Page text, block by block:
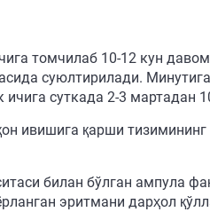
томчилаб 10-12 кун
суюлтирилади.
суткада 2-3 мартадан
ивишига қарши
билан бўлган ампула
эритмани дарҳол